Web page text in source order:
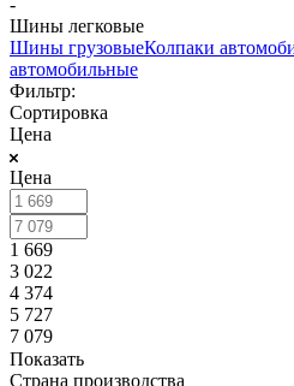
Шины легковые
Шины грузовыеКолпаки
автомобильные
Фильтр:
Сортировка
Цена
Цена
1 669
3 022
4 374
5 727
7 079
Показать
Страна производства